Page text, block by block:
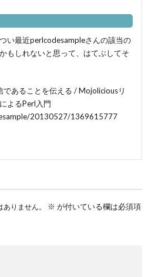
い最近perlcodesampleさんの該当の
もしれないと思って、はてぶしてそ
であることを伝える / Mojoliciousリ
よるPerl入門
20130527/1369615777
りません。 ※ が付いている欄は必須項